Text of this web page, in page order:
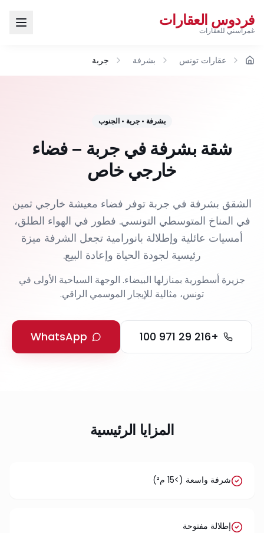
فردوس العقارات
غمراسني للعقارات
الرئيسية عقارات تونس بشرفة جربة
بشرفة • جربة • الجنوب
شقة بشرفة في جربة – فضاء
خارجي خاص
الشقق بشرفة في جربة توفر فضاء معيشة خارجي ثمين
في المناخ المتوسطي التونسي. فطور في الهواء الطلق،
أمسيات عائلية وإطلالة بانورامية تجعل الشرفة ميزة
رئيسية لجودة الحياة وإعادة البيع.
جزيرة أسطورية بمنازلها البيضاء. الوجهة السياحية الأولى في
تونس، مثالية للإيجار الموسمي الراقي.
WhatsApp +216 29 971 100
المزايا الرئيسية
شرفة واسعة (>15 م²)
إطلالة مفتوحة